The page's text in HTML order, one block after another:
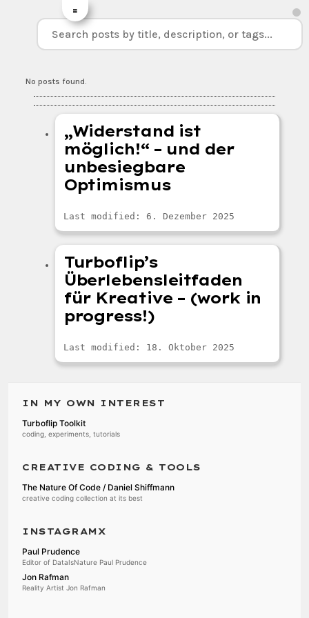
=
No posts found.
„Widerstand ist
möglich!“ – und der
unbesiegbare
Optimismus
Last modified: 6. Dezember 2025
Turboflip’s
Überlebensleitfaden
für Kreative – (work in
progress!)
Last modified: 18. Oktober 2025
IN MY OWN INTEREST
Turboflip Toolkit
coding, experiments, tutorials
CREATIVE CODING & TOOLS
The Nature Of Code / Daniel Shiffmann
creative coding collection at its best
INSTAGRAMX
Paul Prudence
Editor of DataIsNature Paul Prudence
Jon Rafman
Reality Artist Jon Rafman